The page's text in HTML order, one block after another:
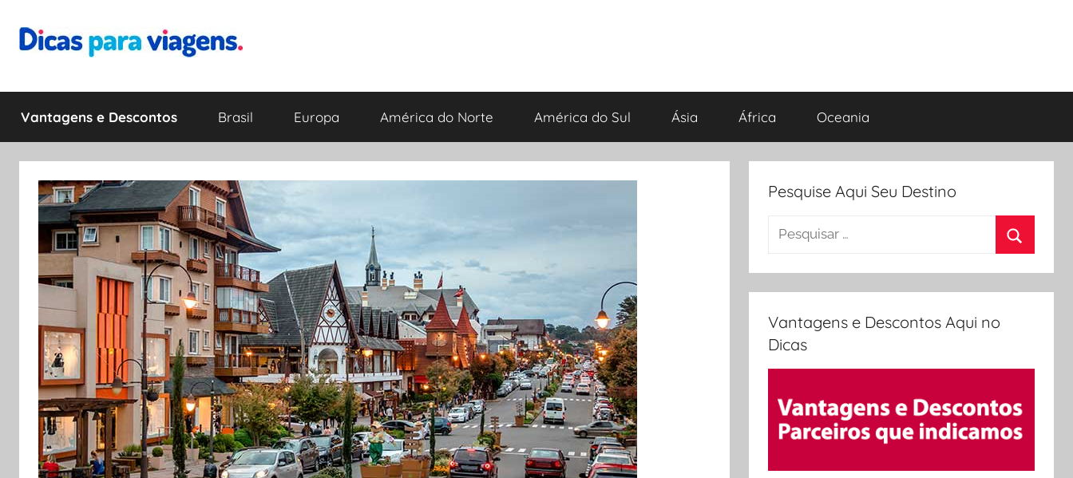
para
Dicas
para
Viagens
a
melhor
viagem
Vantagens e Descontos Brasil Europa América do Norte América do Sul Ásia África Oceania
Pesquise Aqui Seu Destino
Pesquisar
Vantagens e Descontos Aqui no
Dicas